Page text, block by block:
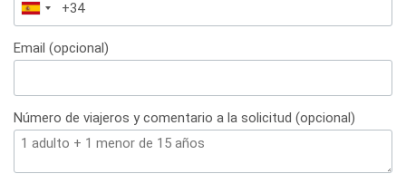
España
+34
Email (opcional)
Número de viajeros y comentario a la solicitud (opcional)